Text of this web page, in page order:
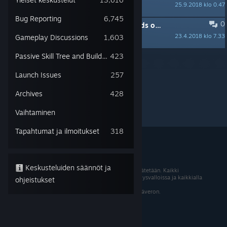
6,745
Bug Reporting
1,603
Gameplay Discussions
423
Passive Skill Tree and Builds discussions
257
Launch Issues
428
Archives
Vaihtaminen
318
Tapahtumat ja ilmoitukset
Keskusteluiden säännöt ja
ohjeistukset
25.9.2018 klo 0.47
0
23.4.2018 klo 7.33
TÄRKEÄ: Key dates for Wolcen: Lords of Mayhem, and Wolcen Studio
calistaen
Sivua kohden:153050
© 2026 Valve Corporation. Kaikki oikeudet pidätetään. Kaikki
tavaramerkit ovat omistajiensa omaisuutta Yhdysvalloissa ja kaikkialla
maailmassa.
Kaikki hinnat sisältävät asiaankuuluvan arvonlisäveron.